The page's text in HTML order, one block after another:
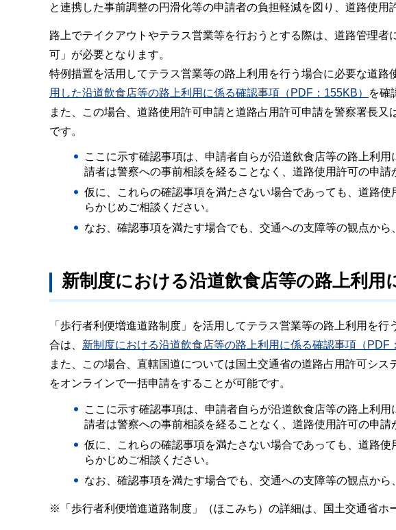
と連携した事前調整の円滑化等の申請者の負担軽減を図り、道路使用
路上でテイクアウトやテラス営業等を行おうとする際は、道路管理
可」が必要となります。
特例措置を活用してテラス営業等の路上利用を行う場合に必要な道路
用した沿道飲食店等の路上利用に係る確認事項（PDF：155KB）
を確
また、この場合、道路使用許可申請と道路占用許可申請を警察署長
です。
ここに示す確認事項は、申請者自らが沿道飲食店等の路上利
請者は警察への事前相談を経ることなく、道路使用許可の申請
仮に、これらの確認事項を満たさない場合であっても、道路
らかじめご相談ください。
なお、確認事項を満たす場合でも、交通への支障等の観点から
新制度における沿道飲食店等の路上利用
「歩行者利便増進道路制度」を活用してテラス営業等の路上利用を
合は、 新制度における沿道飲食店等の路上利用に係る確認事項（PDF
また、この場合、直轄国道については国土交通省の道路占用許可シ
をオンラインで一括申請をすることが可能です。
ここに示す確認事項は、申請者自らが沿道飲食店等の路上利
請者は警察への事前相談を経ることなく、道路使用許可の申請
仮に、これらの確認事項を満たさない場合であっても、道路
らかじめご相談ください。
なお、確認事項を満たす場合でも、交通への支障等の観点から
※「歩行者利便増進道路制度」（ほこみち）の詳細は、国土交通省ホ